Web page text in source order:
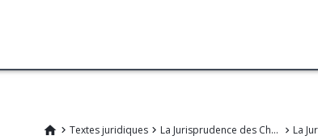
Textes juridiques La Jurisprudence des Chambers de recours de l'OEB